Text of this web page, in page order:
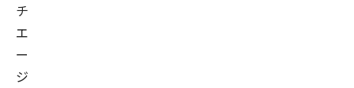
チ
エ
ー
ジ